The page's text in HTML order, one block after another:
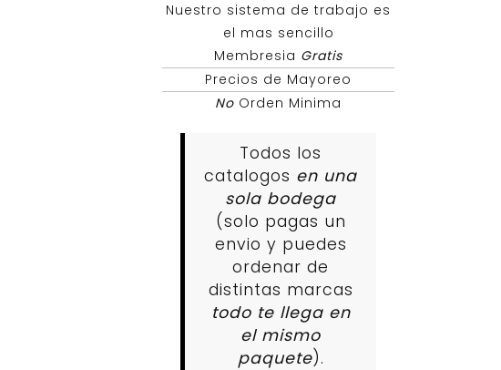
Nuestro sistema de trabajo es
el mas sencillo
Membresia Gratis
Precios de Mayoreo
No Orden Minima
Todos los
catalogos en una
sola bodega
(solo pagas un
envio y puedes
ordenar de
distintas marcas
todo te llega en
el mismo
paquete).